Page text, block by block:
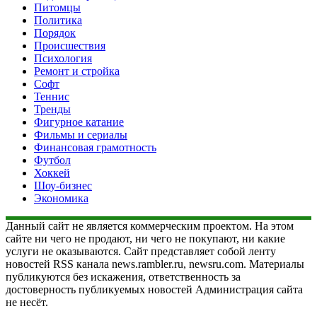
Питомцы
Политика
Порядок
Происшествия
Психология
Ремонт и стройка
Софт
Теннис
Тренды
Фигурное катание
Фильмы и сериалы
Финансовая грамотность
Футбол
Хоккей
Шоу-бизнес
Экономика
Данный сайт не является коммерческим проектом. На этом
сайте ни чего не продают, ни чего не покупают, ни какие
услуги не оказываются. Сайт представляет собой ленту
новостей RSS канала news.rambler.ru, newsru.com. Материалы
публикуются без искажения, ответственность за
достоверность публикуемых новостей Администрация сайта
не несёт.